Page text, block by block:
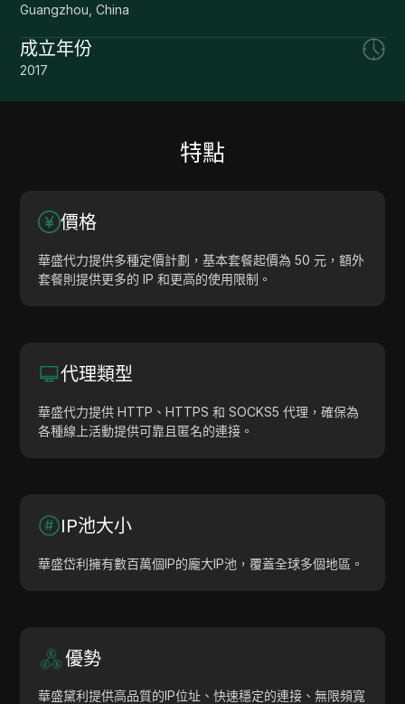
Guangzhou, China
成立年份
2017
特點
價格
華盛代力提供多種定價計劃，基本套餐起價為 50 元，額外
套餐則提供更多的 IP 和更高的使用限制。
代理類型
華盛代力提供 HTTP、HTTPS 和 SOCKS5 代理，確保為
各種線上活動提供可靠且匿名的連接。
IP池大小
華盛岱利擁有數百萬個IP的龐大IP池，覆蓋全球多個地區。
優勢
華盛黛利提供高品質的IP位址、快速穩定的連接、無限頻寬